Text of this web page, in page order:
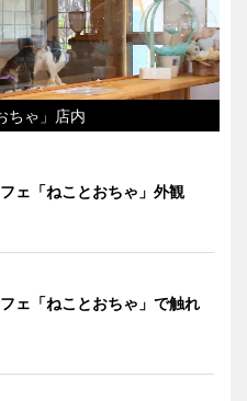
ちゃ」店内
ェ「ねことおちゃ」外観
ェ「ねことおちゃ」で触れ